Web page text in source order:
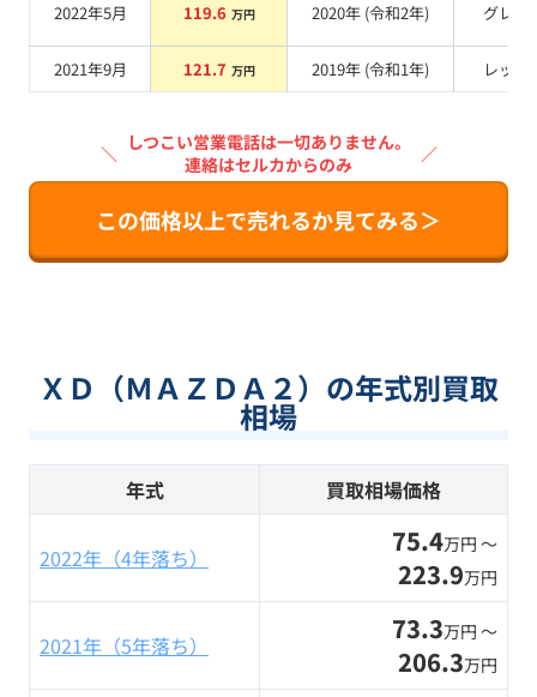
2022年5月 119.6 万円 2020年 (令和2年) グレー
2021年9月 121.7 万円 2019年 (令和1年) レッド
＼ しつこい営業電話は一切ありません。
連絡はセルカからのみ
／
この価格以上で売れるか見てみる＞
ＸＤ（ＭＡＺＤＡ２）の年式別買取
相場
年式 買取相場価格
2022年（4年落ち） 75.4万円 〜
223.9万円
2021年（5年落ち） 73.3万円 〜
206.3万円